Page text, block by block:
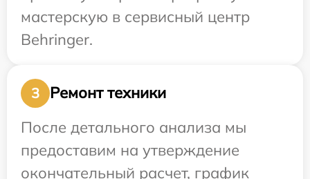
мастерскую в сервисный центр
Behringer.
3
Ремонт техники
После детального анализа мы
предоставим на утверждение
окончательный расчет, график